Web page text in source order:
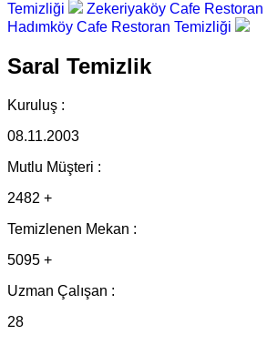
Temizliği
Zekeriyaköy Cafe Restoran
Hadımköy Cafe Restoran Temizliği
Saral Temizlik
Kuruluş :
08.11.2003
Mutlu Müşteri :
2482 +
Temizlenen Mekan :
5095 +
Uzman Çalışan :
28